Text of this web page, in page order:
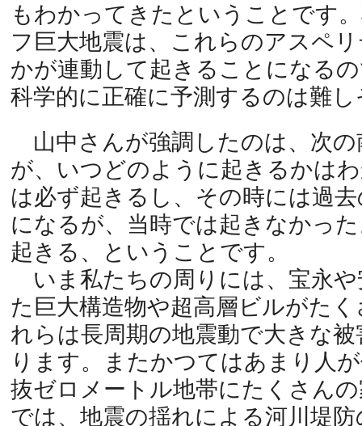
もわかってきたということです
フ巨大地震は、これらのアスペ
かが連動して起きることになる
科学的に正確に予測するのは難
山中さんが強調したのは、次の
が、いつどのように起きるかは
は必ず起きるし、その時には過
になるが、当時では起きなかっ
起きる、ということです。
いま私たちの周りには、宝永
た巨大構造物や超高層ビルがた
れらは長周期の地震動で大きな
ります。またかつてはあまり人
抜ゼロメートル地帯にたくさん
では、地震の揺れによる河川堤